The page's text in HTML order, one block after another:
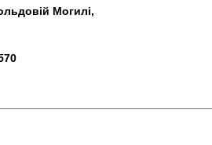
Могилі,